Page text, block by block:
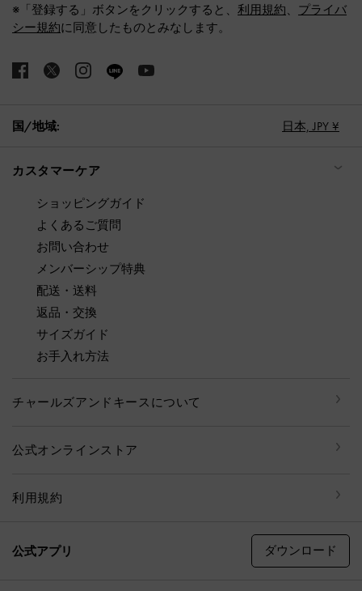
※「登録する」ボタンをクリックすると、 利用規約、 プライバ
シー規約に同意したものとみなします。
国/地域: 日本, JPY ¥
カスタマーケア
ショッピングガイド
よくあるご質問
お問い合わせ
メンバーシップ特典
配送・送料
返品・交換
サイズガイド
お手入れ方法
チャールズアンドキースについて
公式オンラインストア
利用規約
公式アプリ ダウンロード